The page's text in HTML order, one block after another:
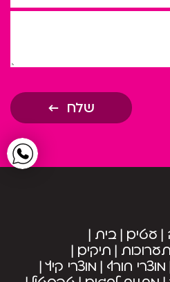
שלח
עטים בית
תיקים
מוצרי חורף מוצרי קיץ